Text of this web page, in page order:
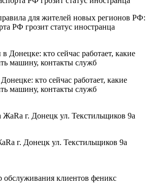
для жителей новых регионов РФ:
РФ грозит статус иностранца
кто сейчас работает, какие
машину, контакты служб
г. Донецк ул. Текстильщиков 9а